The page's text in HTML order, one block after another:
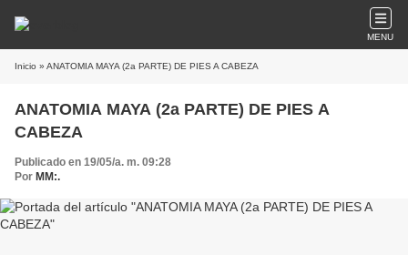
MENU
Inicio » ANATOMIA MAYA (2a PARTE) DE PIES A CABEZA
ANATOMIA MAYA (2a PARTE) DE PIES A
CABEZA
Publicado en 19/05/a. m. 09:28
Por MM:.